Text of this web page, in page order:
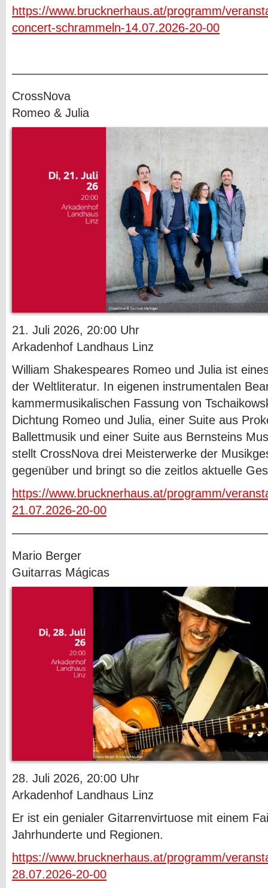
https://www.brucknerhaus.at/programm/
concert-schrammeln-14.07.2026-20-00
CrossNova
Romeo & Julia
21. Juli 2026, 20:00 Uhr
Arkadenhof Landhaus Linz
William Shakespeares Romeo und Julia ist
der Weltliteratur. In eigenen instrumentalen
kammermusikalischen Fassung von
Dichtung Romeo und Julia, einer Suite aus
Ballettmusik und einer Suite aus Bernsteins
stellt CrossNova drei Meisterwerke der
gegenüber und bringt so die zeitlos aktuelle
https://www.brucknerhaus.at/programm/
21.07.2026-20-00
Mario Berger
Guitarras Mágicas
28. Juli 2026, 20:00 Uhr
Arkadenhof Landhaus Linz
Er ist ein genialer Gitarrenvirtuose mit einem
Jahrhunderte und Regionen.
https://www.brucknerhaus.at/programm/
28.07.2026-20-00